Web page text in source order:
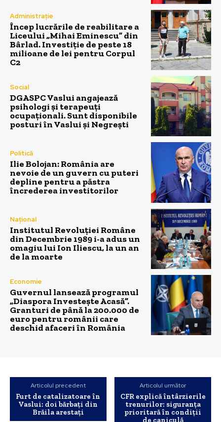
Administrație
Încep lucrările de reabilitare a
Liceului „Mihai Eminescu” din
Bârlad. Investiție de peste 18
milioane de lei pentru Corpul
C2
Social
DGASPC Vaslui angajează
psihologi și terapeuți
ocupaționali. Sunt disponibile
posturi în Vaslui și Negrești
Politică
Ilie Bolojan: România are
nevoie de un guvern cu puteri
depline pentru a păstra
încrederea investitorilor
Național
Institutul Revoluției Române
din Decembrie 1989 i-a adus un
omagiu lui Ion Iliescu, la un an
de la moarte
Economie
Guvernul lansează programul
„Diaspora Investește Acasă”.
Granturi de până la 200.000 de
euro pentru românii care
deschid afaceri în România
Articolul precedent
Furt de catalizatoare în
Vaslui: doi bărbați din
Brăila arestați
Articolul următor
CFR explică întârzierile
trenurilor: siguranța
prioritară în condiții